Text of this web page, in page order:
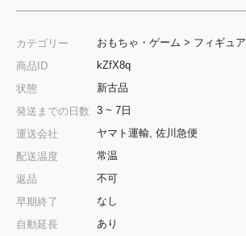
カテゴリー おもちゃ・ゲーム > フィギュア
商品ID
kZfX8q
状態
新古品
発送までの日数
3 ~ 7日
運送会社
ヤマト運輸, 佐川急便
配送温度
常温
返品
不可
早期終了
なし
自動延長
あり